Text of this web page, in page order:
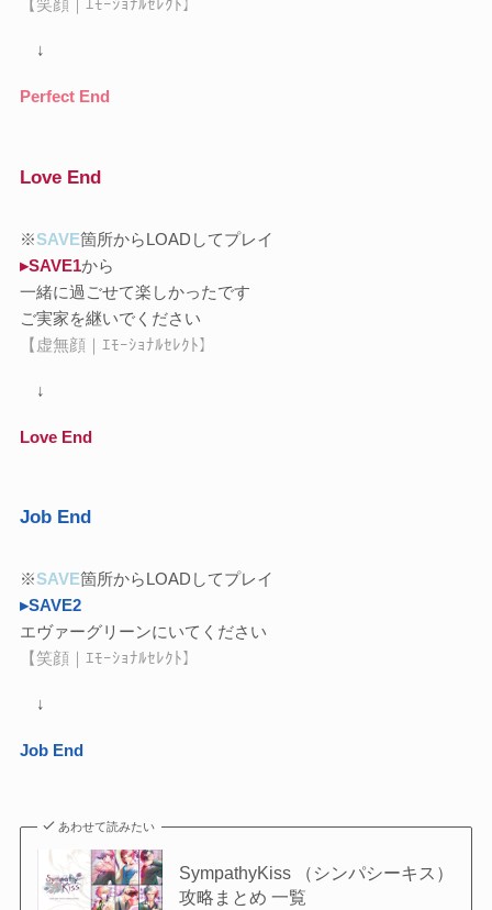
【笑顔｜ｴﾓｰｼｮﾅﾙｾﾚｸﾄ】
↓
Perfect End
Love End
※SAVE箇所からLOADしてプレイ
▸SAVE1から
一緒に過ごせて楽しかったです
ご実家を継いでください
【虚無顔｜ｴﾓｰｼｮﾅﾙｾﾚｸﾄ】
↓
Love End
Job End
※SAVE箇所からLOADしてプレイ
▸SAVE2
エヴァーグリーンにいてください
【笑顔｜ｴﾓｰｼｮﾅﾙｾﾚｸﾄ】
↓
Job End
あわせて読みたい
SympathyKiss （シンパシーキス）
攻略まとめ 一覧